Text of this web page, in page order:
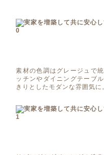
素材の色調はグレージュで
ッチンやダイニングテーブ
きりとしたモダンな雰囲気に